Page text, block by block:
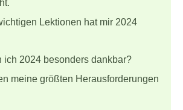
Lektionen hat mir 2024
ich 2024 besonders dankbar?
meine größten Herausforderungen